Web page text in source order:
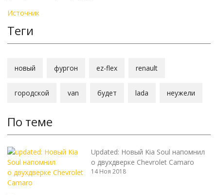
Источник
Теги
новый фургон ez-flex renault
городской van будет lada неужели
По теме
Updated: Новый Kia Soul напомнил
о двухдверке Chevrolet Camaro
14 Ноя 2018